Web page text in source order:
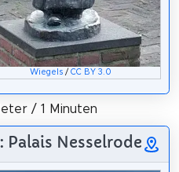
Wiegels/ CC BY 3.0
/ 1 Minuten
Palais Nesselrode